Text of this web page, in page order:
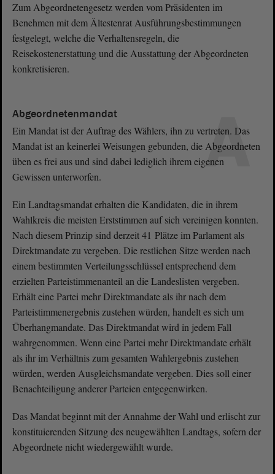
Zum Abgeordnetengesetz werden vom Präsidenten im
Benehmen mit dem Ältestenrat Ausführungsbestimmungen
festgelegt, welche die Verhaltensregeln, die
Reisekostenerstattung und die Ausstattung der Abgeordneten
konkretisieren.
A
Abgeordnetenmandat
Ein Mandat ist der Auftrag des Wählers, ihn zu vertreten. Das
Mandat ist an keinerlei Weisungen gebunden, die Abgeordneten
üben es frei aus und sind dabei lediglich ihrem eigenen
Gewissen unterworfen.
Ein Landtagsmandat erhalten die Kandidaten, die in ihrem
Wahlkreis die meisten Erststimmen auf sich vereinigen konnten.
Nach diesem Prinzip sind derzeit 41 Plätze im Parlament als
Direktmandate zu vergeben. Die restlichen Sitze werden nach
einem bestimmten Verteilungsschlüssel entsprechend dem
erzielten Parteistimmenanteil an die Landeslisten vergeben.
Erhält eine Partei mehr Direktmandate als ihr nach dem
Parteistimmenergebnis zustehen würden, handelt es sich um
Überhangmandate. Das Direktmandat wird in jedem Fall
wahrgenommen. Wenn eine Partei mehr Direktmandate erhält
als ihr im Verhältnis zum gesamten Wahlergebnis zustehen
würden, werden Ausgleichsmandate vergeben. Dies soll einer
Benachteiligung anderer Parteien entgegenwirken.
Das Mandat beginnt mit der Annahme der Wahl und erlischt zur
konstituierenden Sitzung des neugewählten Landtags, sofern der
Abgeordnete nicht wiedergewählt wurde.